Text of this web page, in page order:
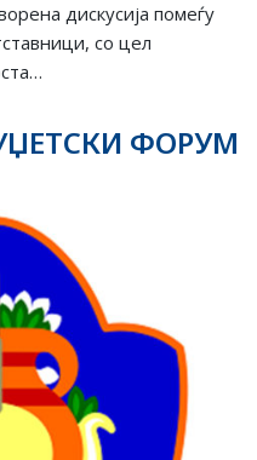
дискусија помеѓу
со цел
ФОРУМ